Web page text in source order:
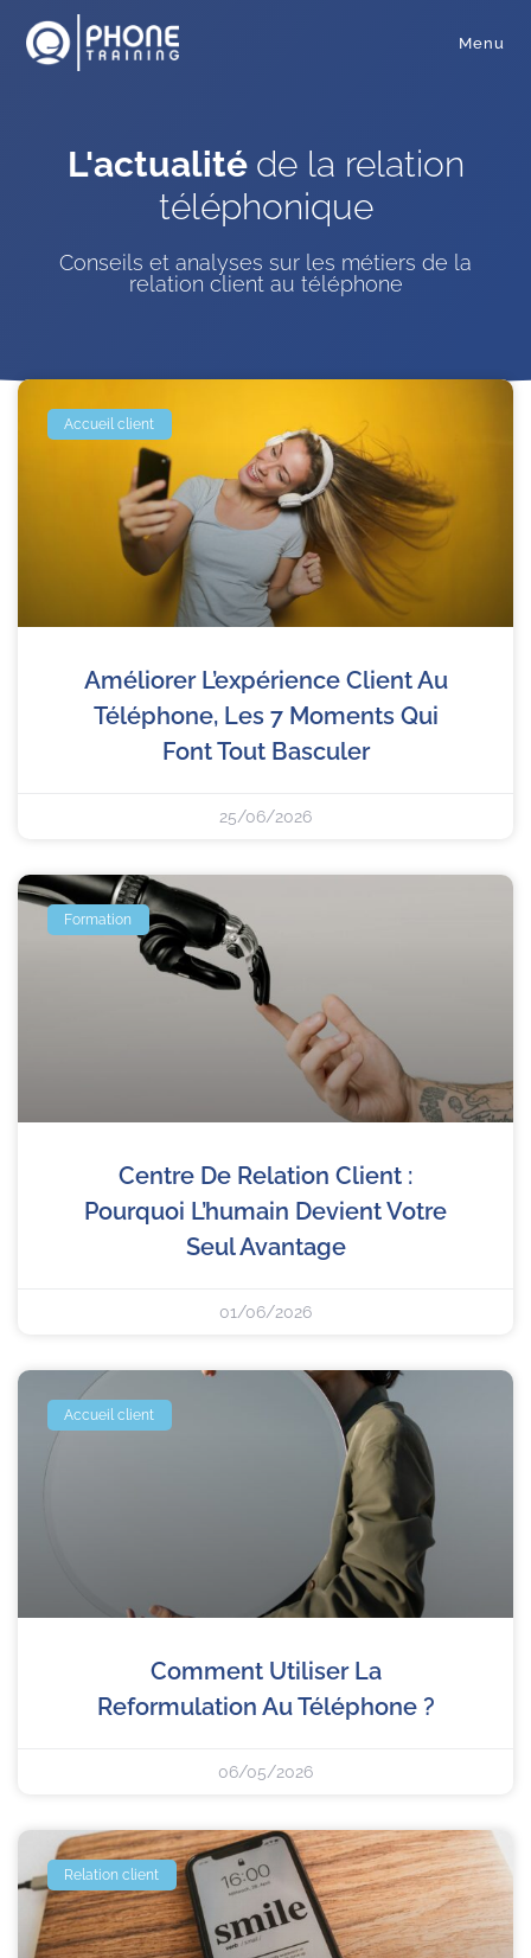
Menu
L'actualité de la relation
téléphonique
Conseils et analyses sur les métiers de la
relation client au téléphone
Accueil client
Améliorer L’expérience Client Au
Téléphone, Les 7 Moments Qui
Font Tout Basculer
25/06/2026
Formation
Centre De Relation Client :
Pourquoi L’humain Devient Votre
Seul Avantage
01/06/2026
Accueil client
Comment Utiliser La
Reformulation Au Téléphone ?
06/05/2026
Relation client